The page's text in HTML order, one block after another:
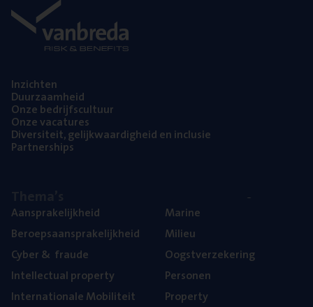
Inzich­ten
Duur­zaam­heid
Onze bedrijfs­cul­tuur
Onze vaca­tu­res
Diver­si­teit, gelijk­waar­dig­heid en inclusie
Part­ner­ships
Aan­spra­ke­lijk­heid
Beroeps­aan­spra­ke­lijk­heid
Cyber& fraude
Intel­lec­tu­al property
Inter­na­ti­o­na­le Mobiliteit
Mari­ne
Mili­eu
Oogst­ver­ze­ke­ring
Per­so­nen
Pro­per­ty